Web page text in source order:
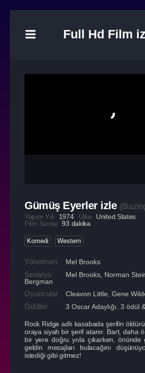
Full Hd Film
Gümüş Eyerler izle (
Yapım Yılı 1974 Ülke
United States
Film Süresi 93 dakika
Komedi Western
Yönetmen Mel Brooks
Senaryo
Mel Brooks, Norman
Bergman
Oyuncular Cleavon Little Gene
Ödüller 3 Oscar Adaylığı. 3 ödül
Rock Ridge adlı kasabada şerifin
oraya siyah bir şerif atanır. Bart, daha
bir yere doğru yola çıkarken, önünde
geldin mesajları bulacağını
istediği gibi gitmez!